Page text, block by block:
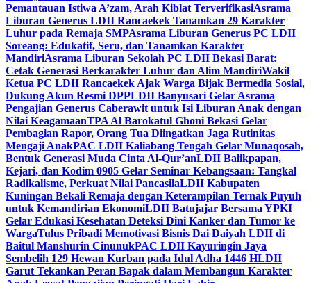
Pemantauan Istiwa A’zam, Arah Kiblat TerverifikasiAsrama
Liburan Generus LDII Rancaekek Tanamkan 29 Karakter
Luhur pada Remaja SMPAsrama Liburan Generus PC LDII
Soreang: Edukatif, Seru, dan Tanamkan Karakter
MandiriAsrama Liburan Sekolah PC LDII Bekasi Barat:
Cetak Generasi Berkarakter Luhur dan Alim MandiriWakil
Ketua PC LDII Rancaekek Ajak Warga Bijak Bermedia Sosial,
Dukung Akun Resmi DPPLDII Banyusari Gelar Asrama
Pengajian Generus Caberawit untuk Isi Liburan Anak dengan
Nilai KeagamaanTPA Al Barokatul Ghoni Bekasi Gelar
Pembagian Rapor, Orang Tua Diingatkan Jaga Rutinitas
Mengaji AnakPAC LDII Kaliabang Tengah Gelar Munaqosah,
Bentuk Generasi Muda Cinta Al-Qur’anLDII Balikpapan,
Kejari, dan Kodim 0905 Gelar Seminar Kebangsaan: Tangkal
Radikalisme, Perkuat Nilai PancasilaLDII Kabupaten
Kuningan Bekali Remaja dengan Keterampilan Ternak Puyuh
untuk Kemandirian EkonomiLDII Batujajar Bersama YPKI
Gelar Edukasi Kesehatan Deteksi Dini Kanker dan Tumor ke
WargaTulus Pribadi Memotivasi Bisnis Dai Daiyah LDII di
Baitul Manshurin CinunukPAC LDII Kayuringin Jaya
Sembelih 129 Hewan Kurban pada Idul Adha 1446 HLDII
Garut Tekankan Peran Bapak dalam Membangun Karakter